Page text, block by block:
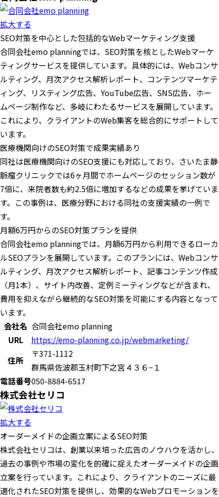
拡大する
SEO対策を中心とした包括的なWebマーケティング支援
合同会社emo planningでは、SEO対策を核としたWebマーケ
ティングサービスを提供しています。具体的には、Webコンサ
ルティング、月次アクセス解析レポート、コンテンツマーケテ
ィング、リスティング広告、YouTube広告、SNS広告、ホー
ムページ制作など、多岐にわたるサービスを展開しています。
これにより、クライアントのWeb集客を総合的にサポートして
います。
医療機関向けのSEO対策で成果実績あり
同社は医療機関向けのSEO支援にも対応しており、さいたま静
脈瘤クリニックでは6ヶ月間でホームページのセッション数が
7倍に、来院者数も約2.5倍に増加するなどの成果を挙げていま
す。この事例は、医療分野における同社の支援実績の一例で
す。
月額6万円からのSEO対策プランを提供
合同会社emo planningでは、月額6万円から利用できるローカ
ルSEOプランを展開しています。このプランには、Webコンサ
ルティング、月次アクセス解析レポート、記事コンテンツ作成
（月1本）、サイト内改善、定例ミーティングなどが含まれ、
費用を抑えながら継続的なSEO対策を可能にする内容となって
います。
会社名 合同会社emo planning
URL
https://emo-planning.co.jp/webmarketing/
住所
〒371-1112
群馬県佐波郡玉村町下之宮４３６−１
電話番号050-8884-6517
株式会社セリコ
拡大する
オーダーメイドの企画立案によるSEO対策
株式会社セリコは、創業以来培った広告のノウハウを活かし、
過去の事例や市場の変化を的確に捉えたオーダーメイドの企画
立案を行っています。これにより、クライアントのニーズに最
適化されたSEO対策を提供し、効果的なWebプロモーションを